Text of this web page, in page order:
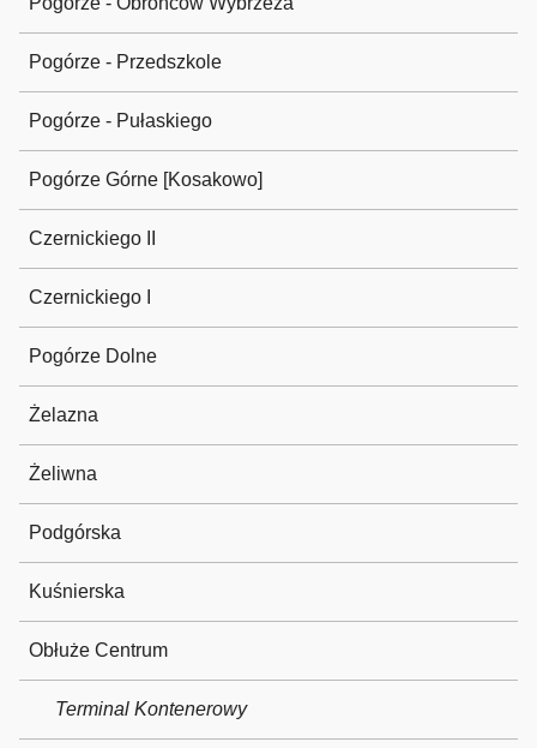
Pogórze - Przedszkole
Pogórze - Pułaskiego
Pogórze Górne [Kosakowo]
Czernickiego II
Czernickiego I
Pogórze Dolne
Żelazna
Żeliwna
Podgórska
Kuśnierska
Obłuże Centrum
Terminal Kontenerowy